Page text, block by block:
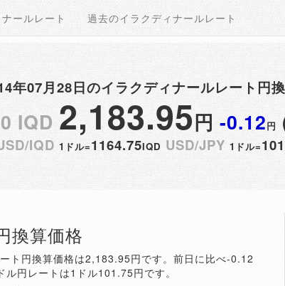
ールレート 過去のイラクディナールレート
年07月28日のイラクディナールレート円
IQD 2,183.95円 -0.12円
IQD 1ドル=1164.75IQD USD/JPY 1ドル=
換算価格
ト円換算価格は2,183.95円です。前日に比べ-0.12
円レートは1ドル101.75円です。